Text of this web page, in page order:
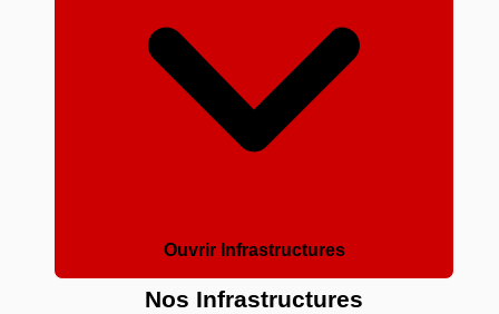
Ouvrir Infrastructures
Nos Infrastructures